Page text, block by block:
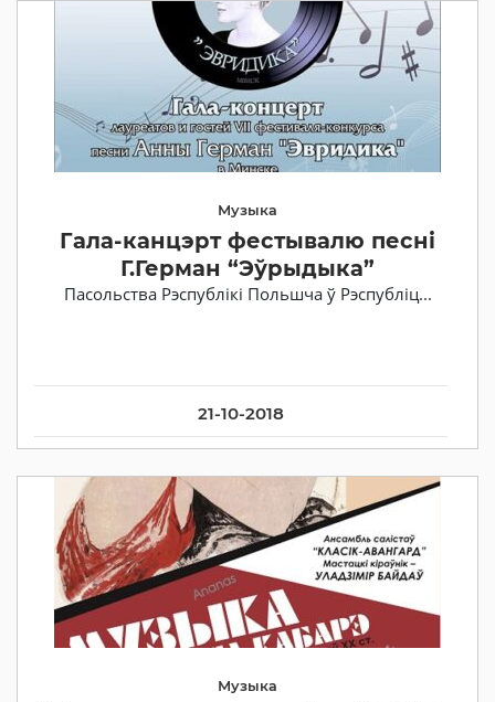
21-10-2018
Музыка
Гала-канцэрт фестывалю песні
Г.Герман “Эўрыдыка”
Пасольства Рэспублікі Польшча ў Рэспубліц...
Музыка